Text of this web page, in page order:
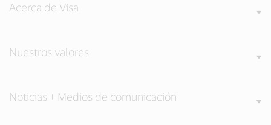
Acerca de Visa
Nuestros valores
Noticias + Medios de comunicación